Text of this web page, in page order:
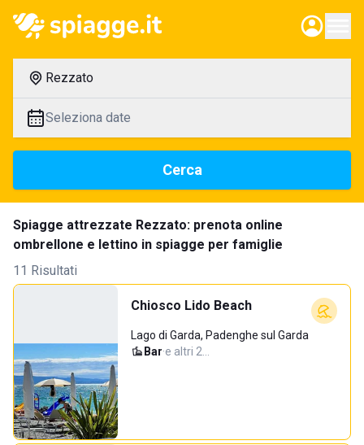
Rezzato
Seleziona date
Cerca
Spiagge attrezzate Rezzato: prenota online
ombrellone e lettino in spiagge per famiglie
11 Risultati
Chiosco Lido Beach
Lago di Garda, Padenghe sul Garda
Bar·e altri 2…